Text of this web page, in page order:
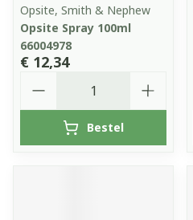
Opsite, Smith & Nephew
Opsite Spray 100ml
66004978
€ 12,34
Bestel